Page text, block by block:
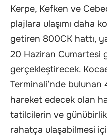
Kerpe, Kefken ve
plajlara ulaşımı daha
getiren 800CK hattı,
20 Haziran Cumartesi
gerçekleştirecek.
Terminali’nde bulunan
hareket edecek olan
tatilcilerin ve
rahatça ulaşabilmesi